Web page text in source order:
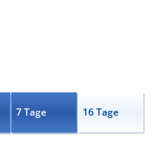
7 Tage 16 Tage